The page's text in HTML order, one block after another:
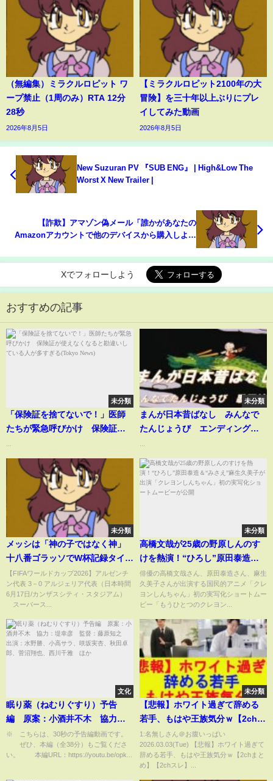
（無編集）ミラクルロピット ワ
ープ禁止（1周のみ）RTA 12分
28秒
2026年8月5日
【ミラクルロピット2100年の大
冒険】を三十年以上ぶりにプレ
イしてみた動画
2026年8月5日
New Suzuran PV 『SUB ENG』 | High&Low The
Worst X New Trailer |
【詐欺】アマゾン偽メール「誰かがあなたの
Amazonアカウントで他のデバイスから購入しよう
Xでフォローしよう
おすすめの記事
未分類
「保険証を捨てないで！」医師
たちが緊急呼びかけ 保険証が
人が多すぎる(Tokyo News)
未分類
まんが日本昔ばなし みんなで
たんじょうび エンディング
未分類
メッシは「神の子ではなく神」
十八番ゴラッソでW杯記録タイ＆
初ハットトリック！「一瞬のス
ピードは健在」「次元が違う」
ファン衝撃(ABEMA TIMES)
【FIFAワールドカップ2026】アルゼンチ
ン代表 3－0 アルジェリア代表（日本時間
6月17日/カンザスシティ・スタジアム）
スーパース...
未分類
高橋文哉が25歳の野原しんのす
けを熱演！“ひろし”原田泰造
＆“みさえ”麻生久美子が出演
「クレヨンしんちゃん」初の実
写化ショートムービーが公開
俳優の高橋文哉さん、原田泰造さん、麻生
久美子さんが出演する国民的アニメ「クレ
ヨンしんちゃん」初の実写化ショートムー
ビー「もうひとつのクレヨン...
文化
眠り薬（ねむりぐすり）予告
編 原案：小酒井不木 協力：
堤幸彦 監督：藤原知之 出
演：水野勝、小高サラ、咲坂実
杏、秋田卓郎、菅沼翔也、西川
※ こちらは、30秒の予告編動画です。
ぜひ、本編（全38分）もご覧くださ
い。 本編URL：https://youtu.be/opk...
未分類
【悲報】ホワイト過ぎて辞める
若手、もはや王族気分ｗ【2chま
とめ】【2chスレ】【5chスレ】
【ゆっくり】
1:名無しさん＠お腹いっぱい
2026.03.03(Tue) 【悲報】ホワイト過ぎて
辞める若手、もはや王族気分ｗ【2chまと
め】【2chスレ】...